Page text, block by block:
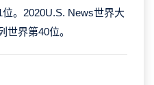
。2020U.S. News世界大
世界第40位。